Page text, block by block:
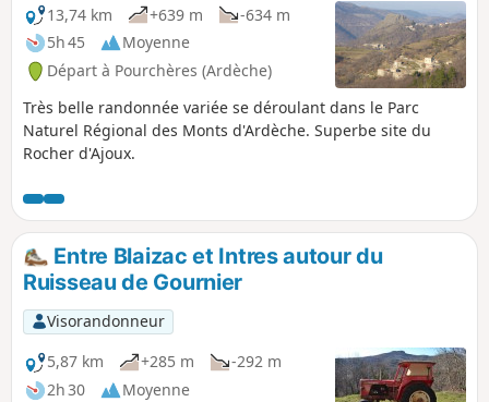
13,74 km
+639 m
-634 m
5h 45
Moyenne
Départ à Pourchères (Ardèche)
Très belle randonnée variée se déroulant dans le Parc
Naturel Régional des Monts d'Ardèche. Superbe site du
Rocher d'Ajoux.
Entre Blaizac et Intres autour du
Ruisseau de Gournier
Visorandonneur
5,87 km
+285 m
-292 m
2h 30
Moyenne